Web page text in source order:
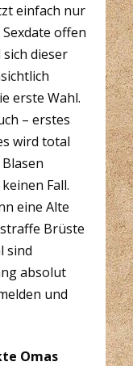
einfach nur
offen
dieser
erste Wahl.
– erstes
wird total
Fall.
eine Alte
Brüste
sind
absolut
und
Omas